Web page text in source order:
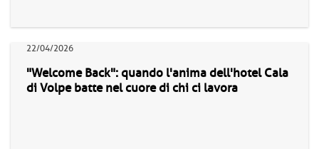
22/04/2026
"Welcome Back": quando l'anima dell'hotel Cala
di Volpe batte nel cuore di chi ci lavora